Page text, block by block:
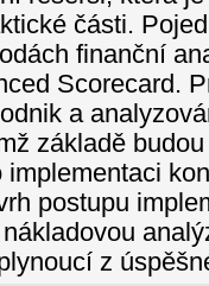
části.
finanční
Scorecard.
a
základě
implementaci
postupu
z